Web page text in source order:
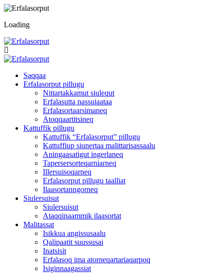
Loading
Saqqaa
Erfalasorput pillugu
Nittartakkamut siulequt
Erfalasutta nassuiaataa
Erfalasortaarsimaneq
Atoqqaartitsineq
Kattuffik pillugu
Kattuffik “Erfalasorput” pillugu
Kattuffiup siunertaa malittarisassaalu
Aningaasatigut ingerlaneq
Tapersersorteqarniarneq
Illersuisoqarneq
Erfalasorput pillugu taalliat
Ilaasortanngorneq
Siulersuisut
Siulersuisut
Ataqqinaammik ilaasortat
Malitassat
Isikkua angissusaalu
Qalipaatit suussusai
Inatsisit
Erfalasoq ima atorneqartariaqarpoq
Isiginnaagassiat